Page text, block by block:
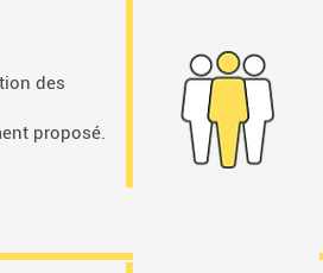
des
proposé.